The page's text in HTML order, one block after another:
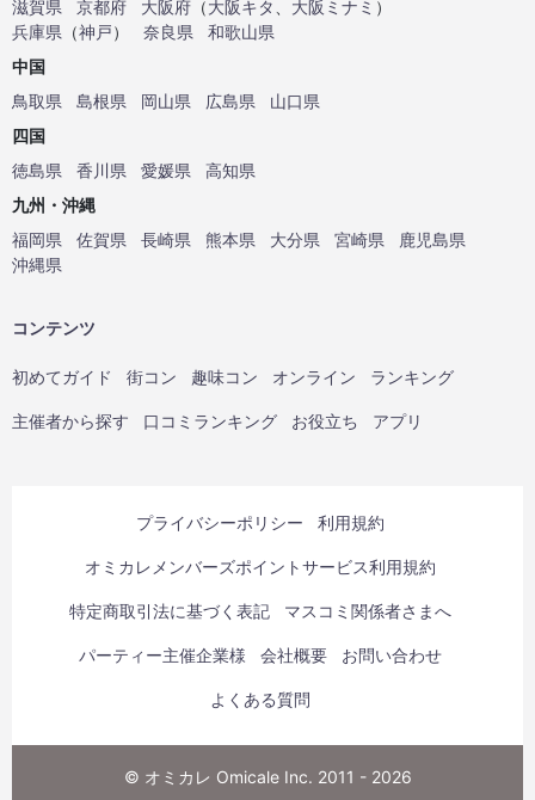
滋賀県
京都府 大阪府 （大阪キタ 大阪ミナミ ）
兵庫県 （神戸） 奈良県
和歌山県
中国
鳥取県
島根県 岡山県 広島県
山口県
四国
徳島県
香川県 愛媛県
高知県
九州・沖縄
福岡県
佐賀県 長崎県 熊本県 大分県 宮崎県
鹿児島県
沖縄県
コンテンツ
初めてガイド 街コン 趣味コン オンライン ランキング
主催者から探す 口コミランキング お役立ち アプリ
プライバシーポリシー 利用規約
オミカレメンバーズポイントサービス利用規約
特定商取引法に基づく表記 マスコミ関係者さまへ
パーティー主催企業様 会社概要 お問い合わせ
よくある質問
© オミカレ Omicale Inc. 2011 - 2026